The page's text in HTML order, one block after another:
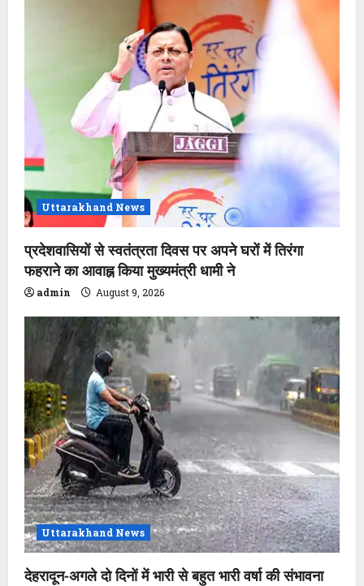
Uttarakhand News
प्रदेशवासियों से स्वतंत्रता दिवस पर अपने घरों में तिरंगा
फहराने का आवाह्न किया मुख्यमंत्री धामी ने
admin August 9, 2026
Uttarakhand News
देहरादून-अगले दो दिनों में भारी से बहुत भारी वर्षा की संभावना